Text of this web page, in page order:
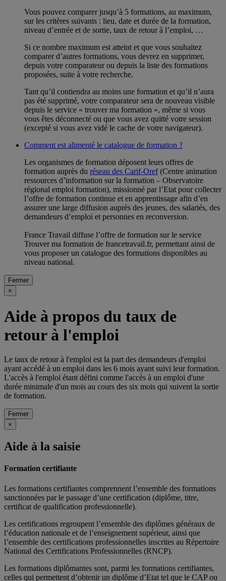
Vous pouvez comparer jusqu’à 5 formations, au maximum,
sur les critères suivants : lieu, date et durée de la formation,
niveau d’entrée et de sortie, taux de retour à l’emploi, …
Si ce nombre maximum est atteint et que vous souhaitez
comparer d’autres formations, vous devrez en supprimer,
depuis votre comparateur ou depuis la liste des formations
proposées, suite à votre recherche.
Tant qu’il contiendra au moins une formation et qu’il n’aura
pas été supprimé, votre comparateur sera de nouveau visible
depuis le service « trouver ma formation », même si vous
vous êtes déconnecté ou que vous avez quitté votre session
(excepté si vous avez vidé le cache de votre navigateur).
Comment est alimenté le catalogue de formation ?
Les organismes de formation déposent leurs offres de
formation auprès du réseau des Carif-Oref(Centre animation
ressources d’information sur la formation – Observatoire
régional emploi formation), missionné par l’Etat pour collecter
l’offre de formation continue et en apprentissage afin d’en
assurer une large diffusion auprès des jeunes, des salariés, des
demandeurs d’emploi et personnes en reconversion.
France Travail diffuse l’offre de formation sur le service
Trouver ma formation de francetravail.fr, permettant ainsi de
vous proposer un catalogue des formations disponibles au
niveau national.
Fermer
×
Aide à propos du taux de
retour à l'emploi
Le taux de retour à l'emploi est la part des demandeurs d'emploi
ayant accédé à un emploi dans les 6 mois ayant suivi leur formation.
L'accès à l'emploi étant défini comme l'accès à un emploi d'une
durée minimale d'un mois au cours des six mois qui suivent la sortie
de formation.
Fermer
×
Aide à la saisie
Formation certifiante
Les formations certifiantes comprennent l’ensemble des formations
sanctionnées par le passage d’une certification (diplôme, titre,
certificat de qualification professionnelle).
Les certifications regroupent l’ensemble des diplômes généraux de
l’éducation nationale et de l’enseignement supérieur, ainsi que
l’ensemble des certifications professionnelles inscrites au Répertoire
National des Certifications Professionnelles (RNCP).
Les formations diplômantes sont, parmi les formations certifiantes,
celles qui permettent d’obtenir un diplôme d’Etat tel que le CAP ou